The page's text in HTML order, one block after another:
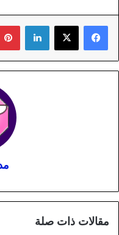
لينكدإن
مقالات ذات صلة